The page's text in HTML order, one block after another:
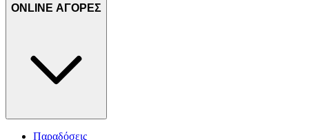
ONLINE ΑΓΟΡΕΣ
Παραδόσεις